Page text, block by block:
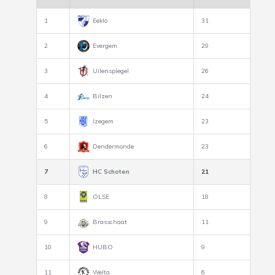
1 Eeklo 31
2 Evergem 29
3 Uilenspiegel 26
4 Bilzen 24
5 Izegem 23
6 Dendermonde 23
7 HC Schoten 21
8 OLSE 18
9 Brasschaat 11
10 HUBO 9
11 Welta 6